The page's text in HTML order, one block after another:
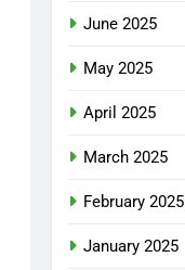
June 2025
May 2025
April 2025
March 2025
February 2025
January 2025